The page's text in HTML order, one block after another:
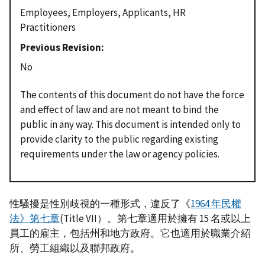
Employees, Employers, Applicants, HR
Practitioners
Previous Revision
No
The contents of this document do not have the force
and effect of law and are not meant to bind the
public in any way. This document is intended only to
provide clarity to the public regarding existing
requirements under the law or agency policies.
性騷擾是性別歧視的一種形式，違反了《1964 年民權
法》第七章(Title VII）。第七章適用於擁有 15 名或以上
員工的雇主，包括州和地方政府。它也適用於職業介紹
所、勞工組織以及聯邦政府。